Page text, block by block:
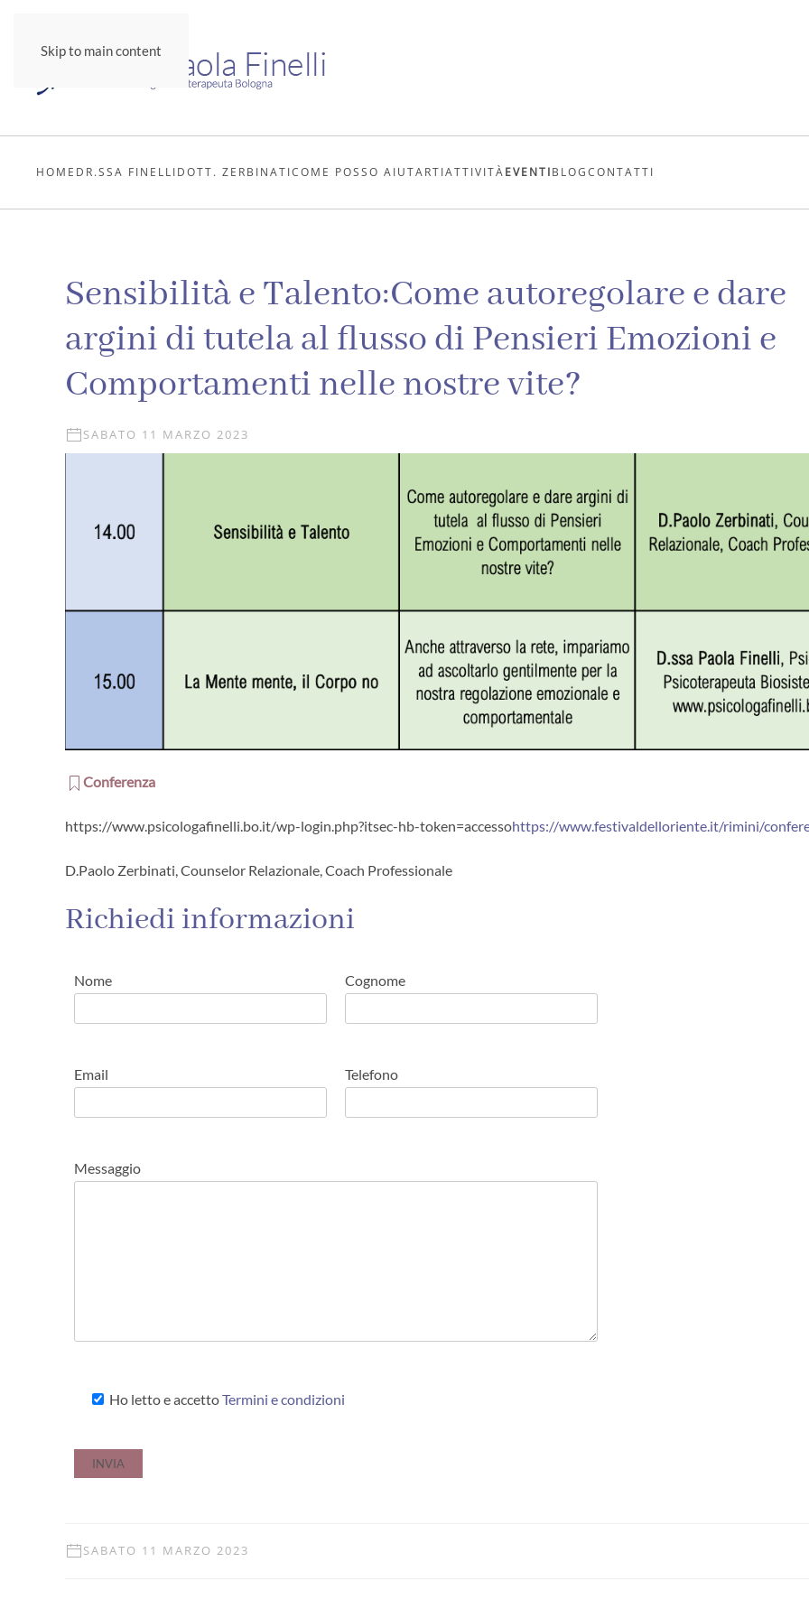
Skip to main content
HOME DR.SSA FINELLIDOTT. ZERBINATICOME POSSO AIUTARTIATTIVITÀEVENTIBLOGCONTATTI
Sensibilità e Talento:Come autoregolare e dare
argini di tutela al flusso di Pensieri Emozioni e
Comportamenti nelle nostre vite?
SABATO 11 MARZO 2023
Conferenza
https://www.psicologafinelli.bo.it/wp-login.php?itsec-hb-token=accessohttps://www.festivaldelloriente.it/rimini/
D.Paolo Zerbinati, Counselor Relazionale, Coach Professionale
Richiedi informazioni
Nome Cognome
Email Telefono
Messaggio
Ho letto e accettoTermini e condizioni
SABATO 11 MARZO 2023